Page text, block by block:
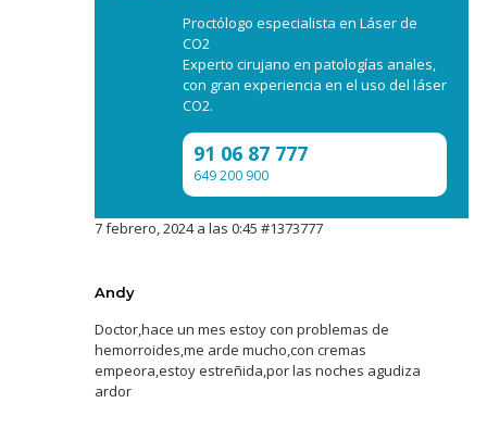
Proctólogo especialista en Láser de
CO2
Experto cirujano en patologías anales,
con gran experiencia en el uso del láser
CO2.
91 06 87 777
649 200 900
7 febrero, 2024 a las 0:45 #1373777
Andy
Doctor,hace un mes estoy con problemas de
hemorroides,me arde mucho,con cremas
empeora,estoy estreñida,por las noches agudiza
ardor